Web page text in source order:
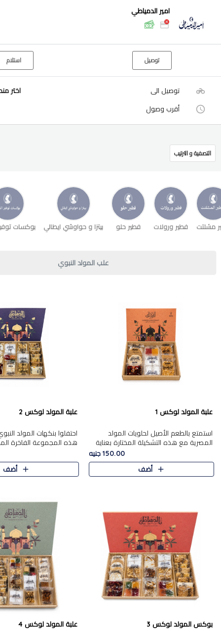
امير الدمياطي
توصيل استلام
توصيل الى اختر
أقرب وصول
التصفية و الترتيب
مشلتت فطير ورولات فطير حلو بيتزا و حواوشي ايطالي بوكسات
علب المولد النبوي
علبة المولد لوكس 1
استمتع بالطعم الأصيل لحلويات المولد
المصرية مع هذه التشكيلة المختارة بعناية
من 9 قطع. تتضمن التشكيلة جوزرية مع
فول،ملبان سادة، ملبان
150.00 جنيه
أضف
علبة المولد لوكس 2
احتفلوا بنكهات المولد
قطعة، والتي تم اختيارها
تشكيلة واسعة من الحلويات
المفضلة. تشمل المجموعة
أضف
بوكس المولد لوكس 3 علبة المولد لوكس 4